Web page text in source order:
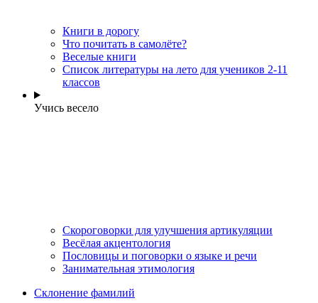
Книги в дорогу
Что почитать в самолёте?
Веселые книги
Cписок литературы на лето для учеников 2-11
классов
Учись весело
Скороговорки для улучшения артикуляции
Весёлая акцентология
Пословицы и поговорки о языке и речи
Занимательная этимология
Склонение фамилий